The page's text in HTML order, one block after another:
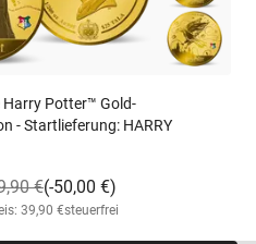
Harry Potter™ Gold-
- Startlieferung: HARRY
(-50,00 €)
€
39,90 €steuerfrei